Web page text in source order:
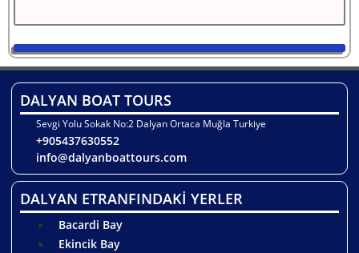
DALYAN BOAT TOURS
Sevgi Yolu Sokak No:2 Dalyan Ortaca Muğla Turkiye
+905437630552
info@dalyanboattours.com
DALYAN ETRANFINDAKİ YERLER
Bacardi Bay
Ekincik Bay